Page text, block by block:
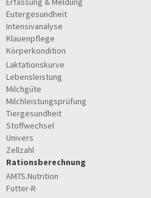
Eutergesundheit
Intensivanalyse
Klauenpflege
Körperkondition
Laktationskurve
Lebensleistung
Milchgüte
Milchleistungsprüfung
Tiergesundheit
Stoffwechsel
Univers
Zellzahl
Rationsberechnung
AMTS.Nutrition
Futter-R